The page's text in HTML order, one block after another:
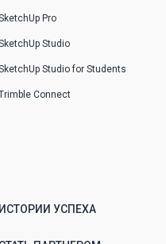
Pro
Studio
Studio for Students
Connect
ИСТОРИИ УСПЕХА